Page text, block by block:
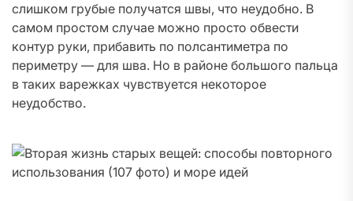
слишком грубые получатся швы, что неудобно. В
самом простом случае можно просто обвести
контур руки, прибавить по полсантиметра по
периметру — для шва. Но в районе большого пальца
в таких варежках чувствуется некоторое
неудобство.